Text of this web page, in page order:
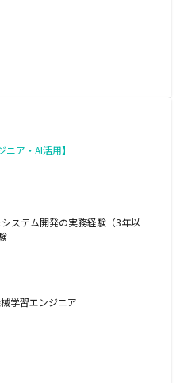
ア・AI活用】
ステム開発の実務経験（3年以
学習エンジニア